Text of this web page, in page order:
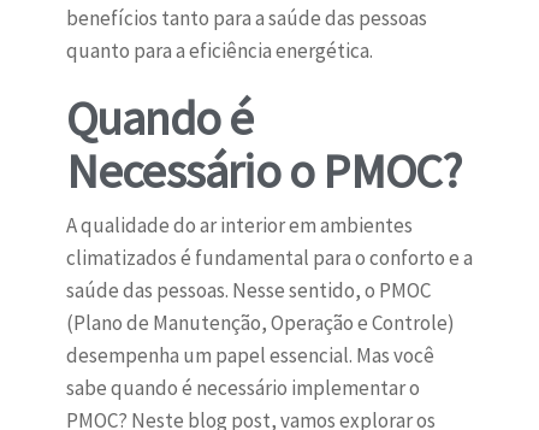
benefícios tanto para a saúde das pessoas
quanto para a eficiência energética.
Quando é
Necessário o PMOC?
A qualidade do ar interior em ambientes
climatizados é fundamental para o conforto e a
saúde das pessoas. Nesse sentido, o PMOC
(Plano de Manutenção, Operação e Controle)
desempenha um papel essencial. Mas você
sabe quando é necessário implementar o
PMOC? Neste blog post, vamos explorar os